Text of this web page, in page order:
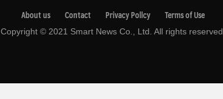
About us Contact Privacy Pollcy Terms of Use
Copyright © 2021 Smart News Co., Ltd. All rights reserved.